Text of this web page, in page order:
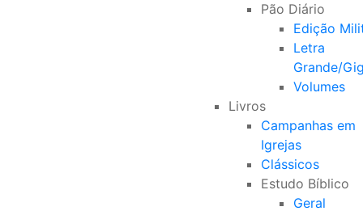
Pão Diário
Edição
Letra
Grande/
Volumes
Livros
Campanhas em
Igrejas
Clássicos
Estudo Bíblico
Geral